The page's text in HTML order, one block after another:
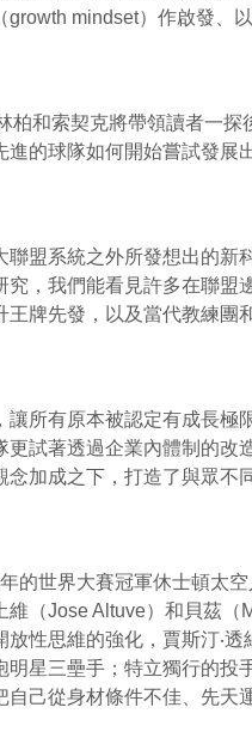
growth mindset）作啟發、
柏和索契克將帶領讀者一探
的球隊如何開始嘗試發展
盟系統之外所發想出的新
，我們能看見許多在聯
牌先發，以及當代教練團
讓所有原本被認定有成長
試著透過企業內體制的
念加成之下，打造了與眾不
年的世界大賽冠軍休士頓太
維（Jose Altuve）和貝茲（
放性思維的強化，賈斯汀‧透
星三壘手；特立獨行的投
自己從身材條件不佳、先